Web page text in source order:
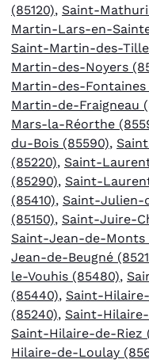
(85120), Saint-
Martin-Lars-en-
Saint-Martin-des-
Martin-des-Noyers
Martin-des-Fontaines
Martin-de-Fraigneau
Mars-la-Réorthe
du-Bois (85590),
(85220), Saint-
(85290), Saint-
(85410), Saint-Julien-
(85150), Saint-Juire-
Saint-Jean-de-Monts
Jean-de-Beugné
le-Vouhis (85480),
(85440), Saint-
(85240), Saint-
Saint-Hilaire-de-Riez
Hilaire-de-Loulay